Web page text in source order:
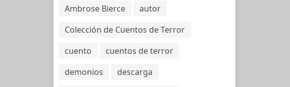
Ambrose Bierce
autor
Colección de Cuentos de Terror
cuento
cuentos de terror
demonios
descarga